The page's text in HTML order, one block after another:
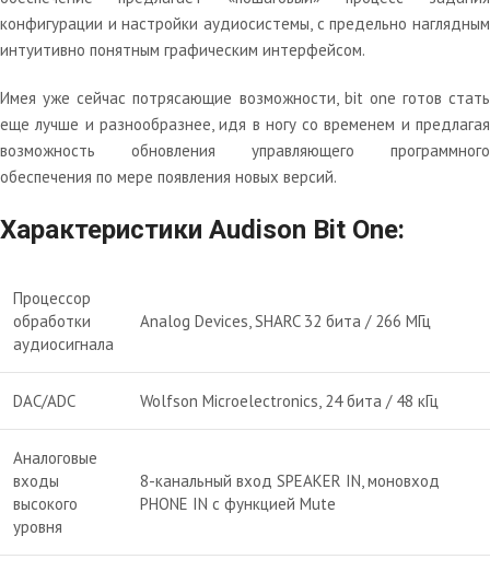
конфигурации и настройки аудиосистемы, с предельно наглядным
интуитивно понятным графическим интерфейсом.
Имея уже сейчас потрясающие возможности, bit one готов стать
еще лучше и разнообразнее, идя в ногу со временем и предлагая
возможность обновления управляющего программного
обеспечения по мере появления новых версий.
Характеристики Audison Bit One:
Процессор
обработки
аудиосигнала
Analog Devices, SHARC 32 бита / 266 МГц
DAC/ADC Wolfson Microelectronics, 24 бита / 48 кГц
Аналоговые
входы
высокого
уровня
8-канальный вход SPEAKER IN, моновход
PHONE IN c функцией Mute